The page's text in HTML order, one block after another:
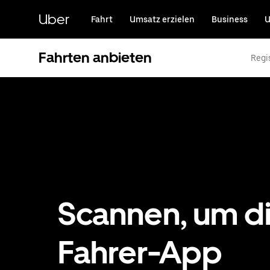
HauptinhaltUber Fahrt Umsatz erzielen Business
Fahrten anbieten
Scannen, um
Fahrer-App